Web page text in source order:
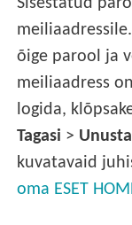
Sisestatud
õige parool ja
meiliaadress
logida,
Tagasi >
kuvatavaid
oma ESET